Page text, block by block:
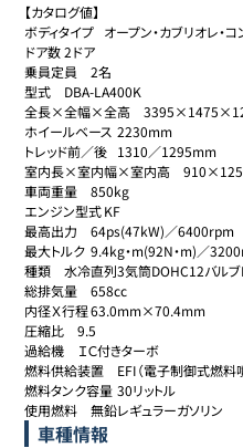
【カタログ値】
ボディタイプ	オープン・カブリオレ・コンバーチブル
ドア数	2ドア
乗員定員	2名
型式	DBA-LA400K
全長×全幅×全高	3395×1475×1280mm
ホイールベース	2230mm
トレッド前／後	1310／1295mm
室内長×室内幅×室内高	910×1250×1040mm
車両重量	850kg
エンジン型式	KF
最高出力	64ps(47kW)／6400rpm
最大トルク	9.4kg・m(92N・m)／3200rpm
種類	水冷直列3気筒DOHC12バルブICターボ
総排気量	658cc
内径Ｘ行程	63.0mm×70.4mm
圧縮比	9.5
過給機	ＩＣ付きターボ
燃料供給装置	EFI（電子制御式燃料噴射装置）
燃料タンク容量	30リットル
使用燃料	無鉛レギュラーガソリン
車種情報